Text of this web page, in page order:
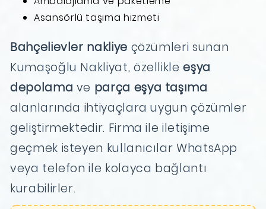
Asansörlü taşıma hizmeti
Bahçelievler nakliye çözümleri sunan
Kumaşoğlu Nakliyat, özellikleeşya
depolama ve parça eşya taşıma
alanlarında ihtiyaçlara uygun çözümler
geliştirmektedir. Firma ile iletişime
geçmek isteyen kullanıcılar WhatsApp
veya telefon ile kolayca bağlantı
kurabilirler.